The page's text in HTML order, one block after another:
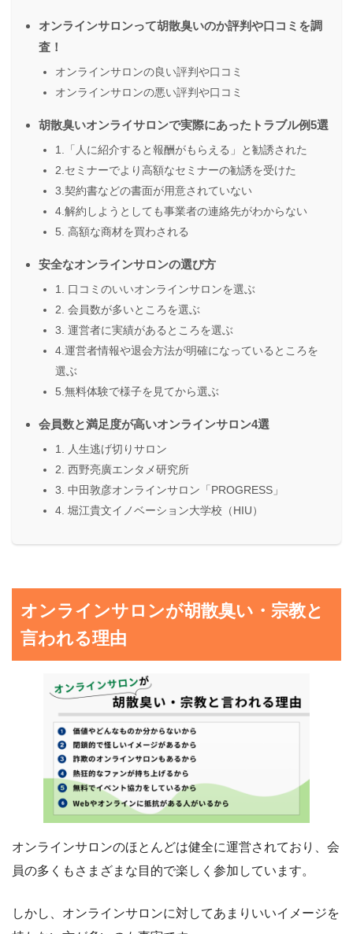
オンラインサロンって胡散臭いのか評判や口コミを調
査！
オンラインサロンの良い評判や口コミ
オンラインサロンの悪い評判や口コミ
胡散臭いオンライサロンで実際にあったトラブル例5選
1.「人に紹介すると報酬がもらえる」と勧誘された
2.セミナーでより高額なセミナーの勧誘を受けた
3.契約書などの書面が用意されていない
4.解約しようとしても事業者の連絡先がわからない
5. 高額な商材を買わされる
安全なオンラインサロンの選び方
1. 口コミのいいオンラインサロンを選ぶ
2. 会員数が多いところを選ぶ
3. 運営者に実績があるところを選ぶ
4.運営者情報や退会方法が明確になっているところを
選ぶ
5.無料体験で様子を見てから選ぶ
会員数と満足度が高いオンラインサロン4選
1. 人生逃げ切りサロン
2. 西野亮廣エンタメ研究所
3. 中田敦彦オンラインサロン「PROGRESS」
4. 堀江貴文イノベーション大学校（HIU）
オンラインサロンが胡散臭い・宗教と
言われる理由
オンラインサロンのほとんどは健全に運営されており、会
員の多くもさまざまな目的で楽しく参加しています。
しかし、オンラインサロンに対してあまりいいイメージを